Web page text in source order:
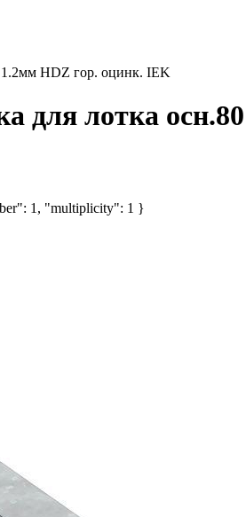
HDZ гор. оцинк. IEK
лотка
1, "multiplicity": 1 }